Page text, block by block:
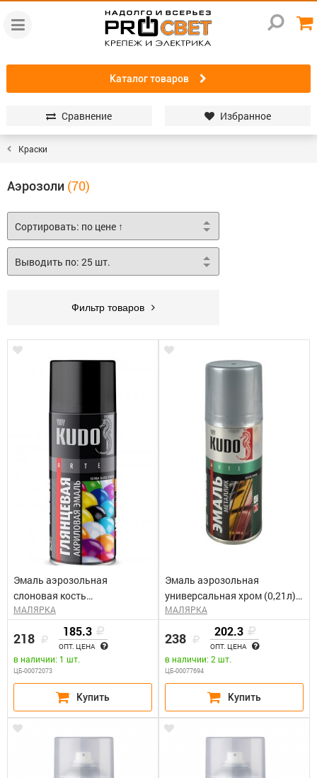
Каталог товаров
Сравнение Избранное
Краски
Аэрозоли
Фильтр товаров
Эмаль аэрозольная
слоновая кость
высокоглянцевая акриловая
RAL 1015 (0,52л) Kudo KU-
A1015
МАЛЯРКА
218 185.3
ОПТ. ЦЕНА
в наличии: 1 шт.
ЦБ-00072073
Эмаль аэрозольная
универсальная хром (0,21л)
КУДО KU-1027
МАЛЯРКА
238 202.3
ОПТ. ЦЕНА
в наличии: 2 шт.
ЦБ-00077694